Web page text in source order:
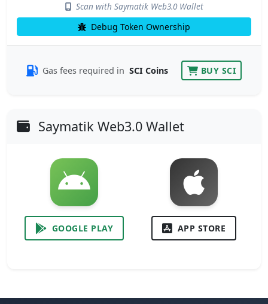
Scan with Saymatik Web3.0 Wallet
Debug Token Ownership
Gas fees required in SCI Coins BUY SCI
Saymatik Web3.0 Wallet
GOOGLE PLAY APP STORE